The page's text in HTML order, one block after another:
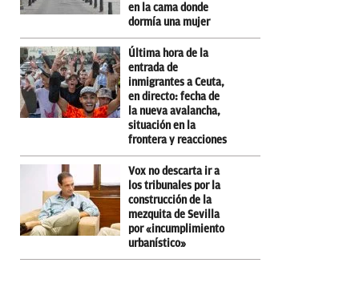
en la cama donde
dormía una mujer
Última hora de la
entrada de
inmigrantes a Ceuta,
en directo: fecha de
la nueva avalancha,
situación en la
frontera y reacciones
Vox no descarta ir a
los tribunales por la
construcción de la
mezquita de Sevilla
por «incumplimiento
urbanístico»